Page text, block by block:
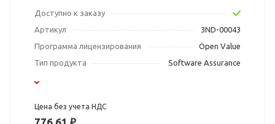
Доступно к заказу
Артикул
3ND-00043
Программа лицензирования
Open Value
Тип продукта
Software Assurance
Цена без учета НДС